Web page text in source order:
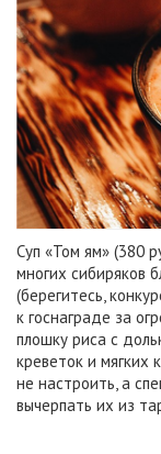
Cуп «Том ям» (380
многих сибиряков
(берегитесь,
к госнаграде за
плошку риса с
креветок и мягких
не настроить, а
вычерпать их из